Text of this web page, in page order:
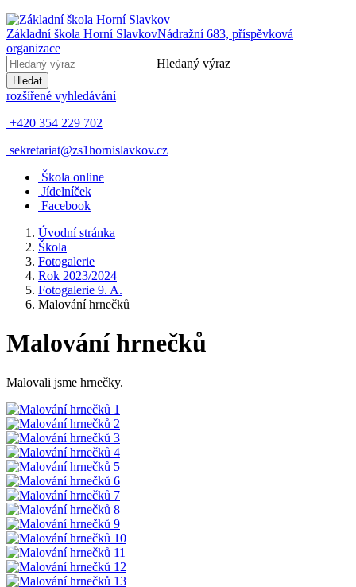
Základní škola Horní SlavkovNádražní 683, příspěvková
organizace
Hledaný výraz
Hledat
rozšířené vyhledávání
+420 354 229 702
sekretariat@zs1hornislavkov.cz
Škola online
Jídelníček
Facebook
Úvodní stránka
Škola
Fotogalerie
Rok 2023/2024
Fotogalerie 9. A.
Malování hrnečků
Malování hrnečků
Malovali jsme hrnečky.